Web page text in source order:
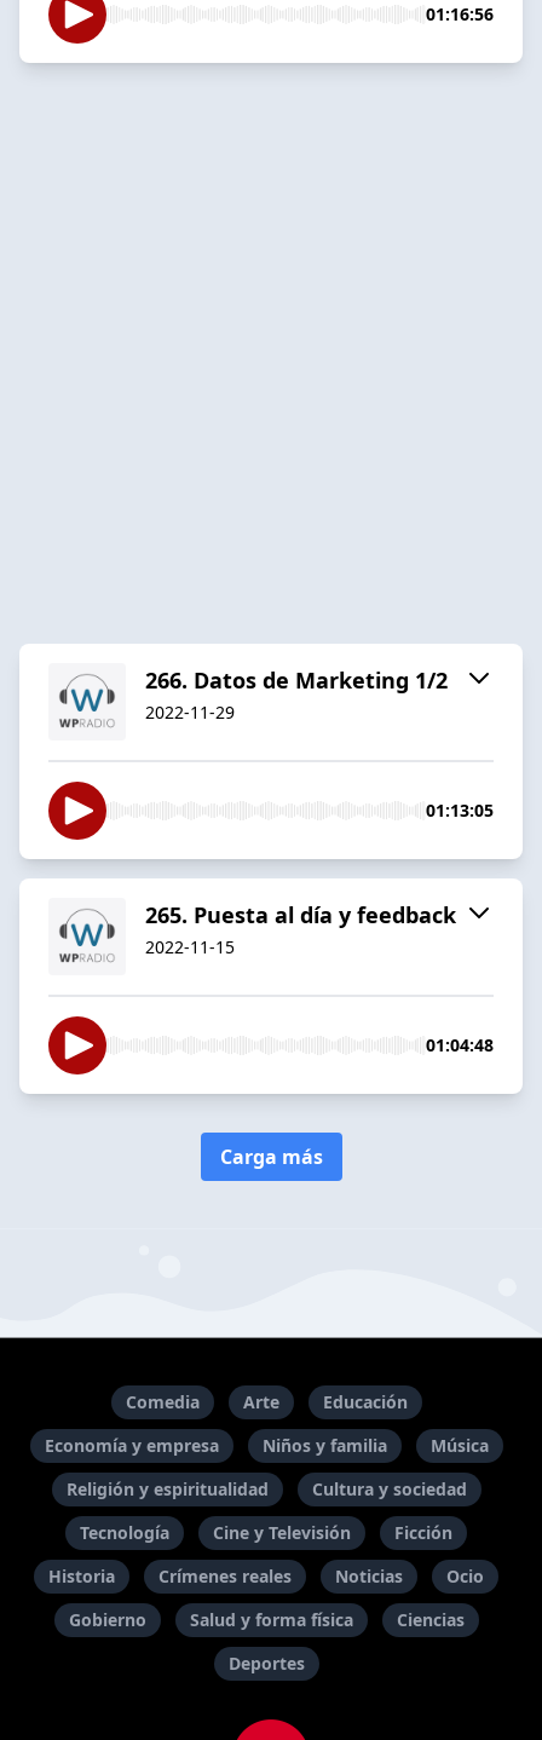
01:16:56
266. Datos de Marketing 1/2
2022-11-29
01:13:05
265. Puesta al día y feedback
2022-11-15
01:04:48
Carga más
Comedia Arte
Educación
Economía y empresa
Niños y familia
Música
Religión y espiritualidad
Cultura y sociedad
Tecnología
Cine y Televisión
Ficción
Historia
Crímenes reales Noticias
Ocio
Gobierno
Salud y forma física
Ciencias
Deportes